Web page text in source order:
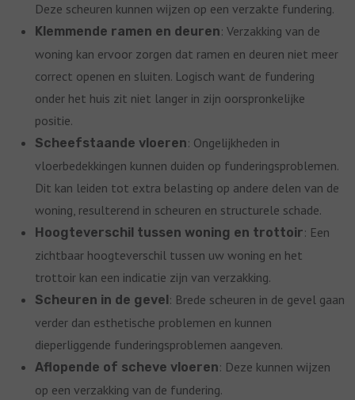
Deze scheuren kunnen wijzen op een verzakte fundering.
Klemmende ramen en deuren: Verzakking van de
woning kan ervoor zorgen dat ramen en deuren niet meer
correct openen en sluiten. Logisch want de fundering
onder het huis zit niet langer in zijn oorspronkelijke
positie.
Scheefstaande vloeren: Ongelijkheden in
vloerbedekkingen kunnen duiden op funderingsproblemen.
Dit kan leiden tot extra belasting op andere delen van de
woning, resulterend in scheuren en structurele schade.
Hoogteverschil tussen woning en trottoir: Een
zichtbaar hoogteverschil tussen uw woning en het
trottoir kan een indicatie zijn van verzakking.
Scheuren in de gevel: Brede scheuren in de gevel gaan
verder dan esthetische problemen en kunnen
dieperliggende funderingsproblemen aangeven.
Aflopende of scheve vloeren: Deze kunnen wijzen
op een verzakking van de fundering.